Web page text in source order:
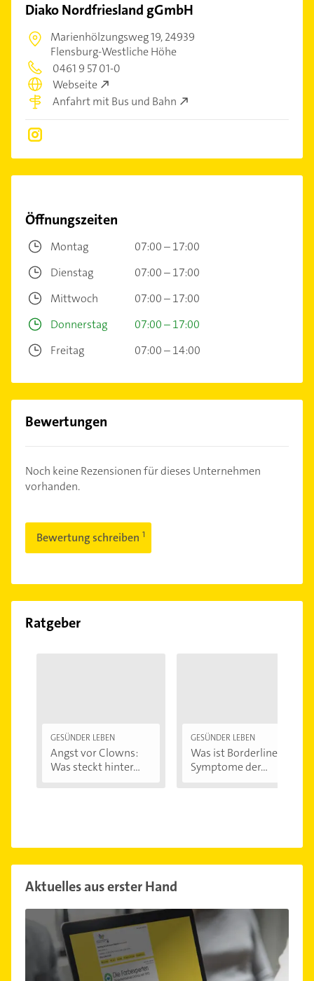
Diako Nordfriesland gGmbH
Marienhölzungsweg 19,24939
Flensburg-Westliche Höhe
0461 9 57 01-0
Webseite
Anfahrt mit Bus und Bahn
Öffnungszeiten
Montag
07:00 – 17:00
Dienstag
07:00 – 17:00
Mittwoch
07:00 – 17:00
Donnerstag
07:00 – 17:00
Freitag
07:00 – 14:00
Bewertungen
Noch keine Rezensionen für dieses Unternehmen
vorhanden.
Bewertung schreiben
Ratgeber
GESÜNDER LEBEN
Angst vor Clowns:
Was steckt hinter...
GESÜNDER LEBEN
Was ist Borderline?
Symptome der...
Aktuelles aus erster Hand